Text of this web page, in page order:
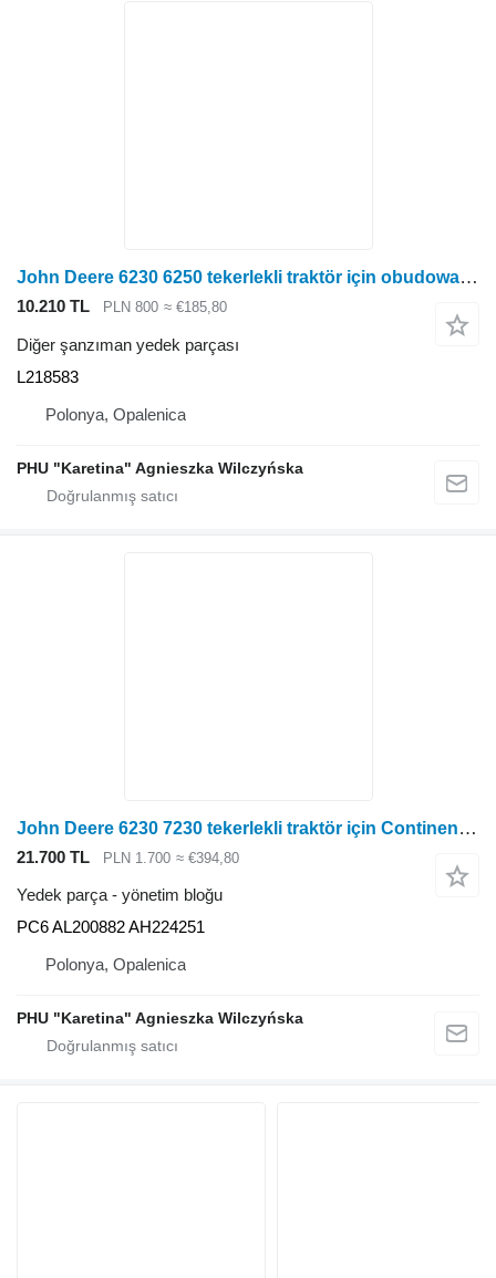
John Deere 6230 6250 tekerlekli traktör için obudowa łoźyska L218583 diğer şanzıman yedek parçası
10.210 TL PLN 800 ≈ €185,80
Diğer şanzıman yedek parçası
L218583
Polonya, Opalenica
PHU "Karetina" Agnieszka Wilczyńska
John Deere 6230 7230 tekerlekli traktör için Continental PC6 yönetim bloğu
21.700 TL PLN 1.700 ≈ €394,80
Yedek parça - yönetim bloğu
PC6 AL200882 AH224251
Polonya, Opalenica
PHU "Karetina" Agnieszka Wilczyńska